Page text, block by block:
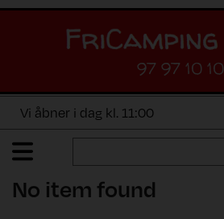
97 97 10 10
Vi åbner i dag kl. 11:00
No item found